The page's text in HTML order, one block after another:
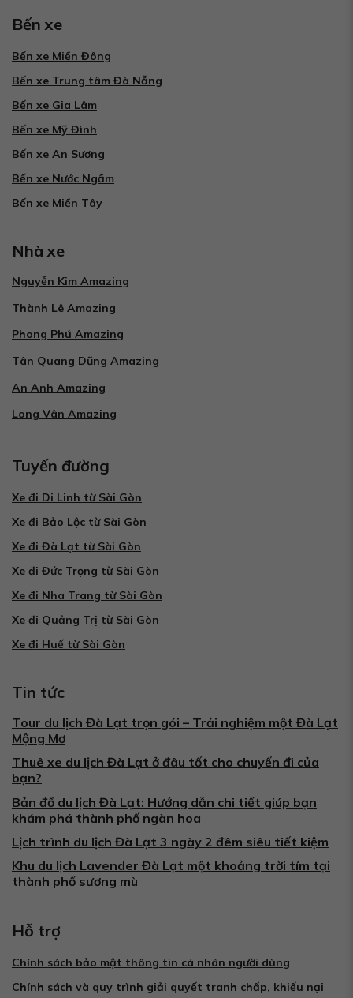
Bến xe
Bến xe Miền Đông
Bến xe Trung tâm Đà Nẵng
Bến xe Gia Lâm
Bến xe Mỹ Đình
Bến xe An Sương
Bến xe Nước Ngầm
Bến xe Miền Tây
Nhà xe
Nguyễn Kim Amazing
Thành Lê Amazing
Phong Phú Amazing
Tân Quang Dũng Amazing
An Anh Amazing
Long Vân Amazing
Tuyến đường
Xe đi Di Linh từ Sài Gòn
Xe đi Bảo Lộc từ Sài Gòn
Xe đi Đà Lạt từ Sài Gòn
Xe đi Đức Trọng từ Sài Gòn
Xe đi Nha Trang từ Sài Gòn
Xe đi Quảng Trị từ Sài Gòn
Xe đi Huế từ Sài Gòn
Tin tức
Tour du lịch Đà Lạt trọn gói – Trải nghiệm một Đà Lạt
Mộng Mơ
Thuê xe du lịch Đà Lạt ở đâu tốt cho chuyến đi của
bạn?
Bản đồ du lịch Đà Lạt: Hướng dẫn chi tiết giúp bạn
khám phá thành phố ngàn hoa
Lịch trình du lịch Đà Lạt 3 ngày 2 đêm siêu tiết kiệm
Khu du lịch Lavender Đà Lạt một khoảng trời tím tại
thành phố sương mù
Hỗ trợ
Chính sách bảo mật thông tin cá nhân người dùng
Chính sách và quy trình giải quyết tranh chấp, khiếu nại